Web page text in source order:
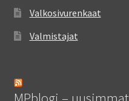
Valkosivurenkaat
Valmistajat